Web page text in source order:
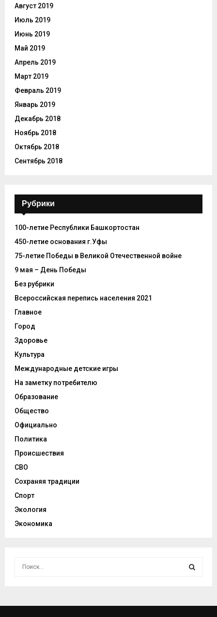
Август 2019
Июль 2019
Июнь 2019
Май 2019
Апрель 2019
Март 2019
Февраль 2019
Январь 2019
Декабрь 2018
Ноябрь 2018
Октябрь 2018
Сентябрь 2018
Рубрики
100-летие Республики Башкортостан
450-летие основания г.Уфы
75-летие Победы в Великой Отечественной войне
9 мая – День Победы
Без рубрики
Всероссийская перепись населения 2021
Главное
Город
Здоровье
Культура
Международные детские игры
На заметку потребителю
Образование
Общество
Официально
Политика
Происшествия
СВО
Сохраняя традиции
Спорт
Экология
Экономика
С